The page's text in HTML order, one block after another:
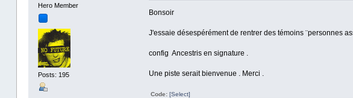
Hero Member
Posts: 195
Bonsoir
J'essaie désespérément de rentrer des témoins ¨personnes
config Ancestris en signature .
Une piste serait bienvenue . Merci .
Code: [Select]